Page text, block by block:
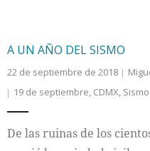
A UN AÑO DEL SISMO
22 de septiembre de 2018
19 de septiembre, CDMX, Sismo
De las ruinas de los